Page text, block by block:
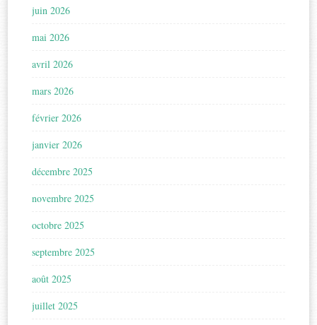
juin 2026
mai 2026
avril 2026
mars 2026
février 2026
janvier 2026
décembre 2025
novembre 2025
octobre 2025
septembre 2025
août 2025
juillet 2025